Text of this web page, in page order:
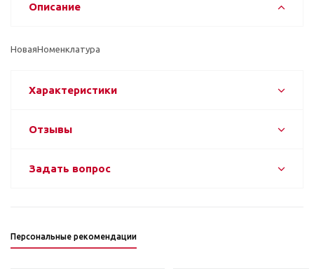
Описание
НоваяНоменклатура
Характеристики
Отзывы
Задать вопрос
Персональные рекомендации